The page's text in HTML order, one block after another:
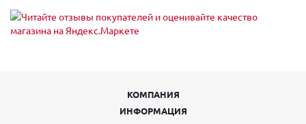
КОМПАНИЯ
ИНФОРМАЦИЯ